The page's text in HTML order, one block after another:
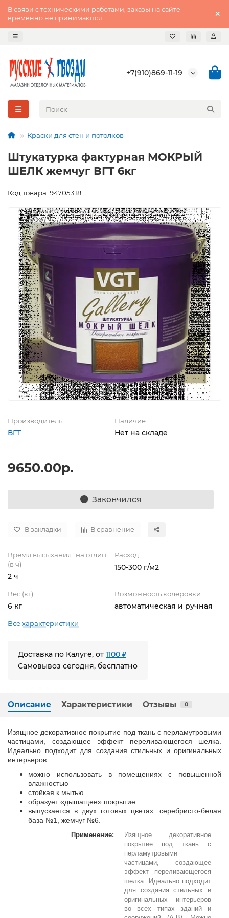
В связи с техническими работами, заказы на сайте
временно не принимаются
+7(910)869-11-19
Краски для стен и потолков
Штукатурка фактурная МОКРЫЙ
ШЕЛК жемчуг ВГТ 6кг
Код товара: 94705318
Производитель
ВГТ
Наличие
Нет на складе
9650.00р.
Закончился
В закладки В сравнение
Время высыхания "на отлип"
(в ч)
2 ч
Расход
150-300 г/м2
Вес (кг)
6 кг
Возможность колеровки
автоматическая и ручная
Все характеристики
Доставка по Калуге, от 1100 ₽
Самовывоз сегодня, бесплатно
Описание Характеристики Отзывы 0
Изящное декоративное покрытие под ткань с перламутровыми
частицами, создающее эффект переливающегося шелка.
Идеально подходит для создания стильных и оригинальных
интерьеров.
можно использовать в помещениях с повышенной
влажностью
стойкая к мытью
образует «дышащее» покрытие
выпускается в двух готовых цветах: серебристо-белая
база №1, жемчуг №6.
Применение:
Изящное декоративное
покрытие под ткань с
перламутровыми
частицами, создающее
эффект переливающегося
шелка. Идеально подходит
для создания стильных и
оригинальных интерьеров
во всех типах зданий и